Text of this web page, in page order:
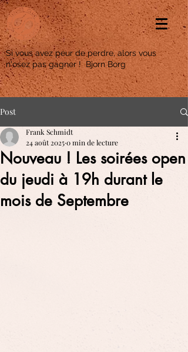
Si vous avez peur de perdre, alors vous
n'osez pas gagner ! Bjorn Borg
Post
Nouveau ! Les soirées open
du jeudi à 19h durant le
mois de Septembre
Frank Schmidt
24 août 20250 min de lecture